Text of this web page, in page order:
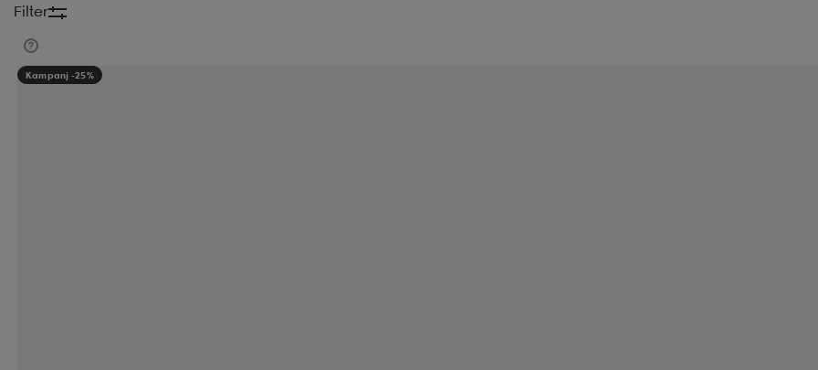
Filter
Kampanj -25%